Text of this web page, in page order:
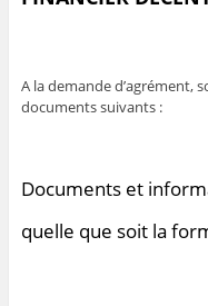
A la demande d’agrément,
documents suivants :
Documents et
quelle que soit la